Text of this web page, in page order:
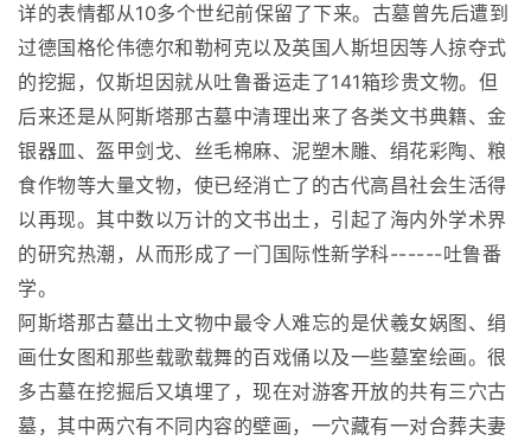
详的表情都从10多个世纪前保留了下来。古墓曾先后遭到
过德国格伦伟德尔和勒柯克以及英国人斯坦因等人掠夺式
的挖掘，仅斯坦因就从吐鲁番运走了141箱珍贵文物。但
后来还是从阿斯塔那古墓中清理出来了各类文书典籍、金
银器皿、盔甲剑戈、丝毛棉麻、泥塑木雕、绢花彩陶、粮
食作物等大量文物，使已经消亡了的古代高昌社会生活得
以再现。其中数以万计的文书出土，引起了海内外学术界
的研究热潮，从而形成了一门国际性新学科------吐鲁番
学。
阿斯塔那古墓出土文物中最令人难忘的是伏羲女娲图、绢
画仕女图和那些载歌载舞的百戏俑以及一些墓室绘画。很
多古墓在挖掘后又填埋了，现在对游客开放的共有三穴古
墓，其中两穴有不同内容的壁画，一穴藏有一对合葬夫妻